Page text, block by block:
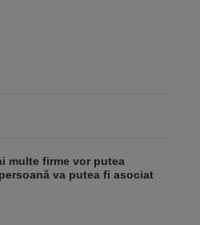
multe firme vor putea
va putea fi asociat